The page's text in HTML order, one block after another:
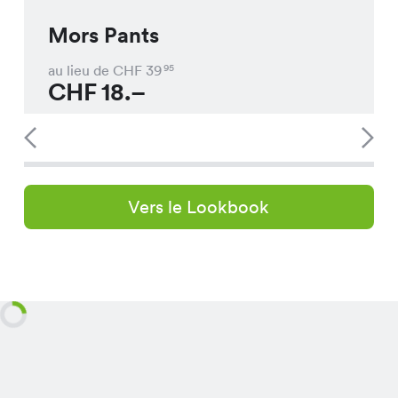
Mors Pants
au lieu de CHF 3995
CHF18.–
Vers le Lookbook